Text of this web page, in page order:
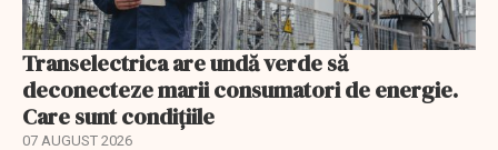
Transelectrica are undă verde să
deconecteze marii consumatori de energie.
Care sunt condițiile
07 AUGUST 2026